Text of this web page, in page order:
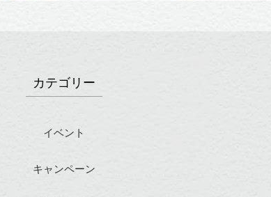
カテゴリー
イベント
キャンペーン